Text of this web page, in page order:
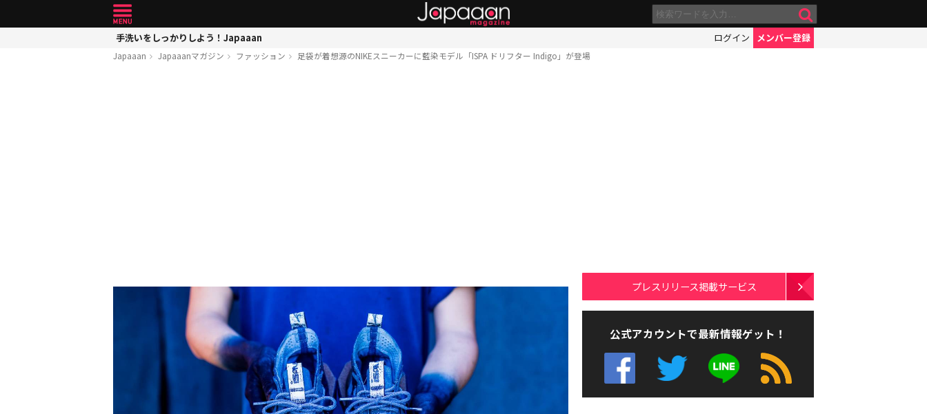
手洗いをしっかりしよう！Japaaan ログイン メンバー登録
Japaaan Japaaanマガジン ファッション 足袋が着想源のNIKEスニーカーに藍染モデル「ISPA ドリフター Indigo」が登場
プレスリリース掲載サービス
公式アカウントで最新情報ゲット！